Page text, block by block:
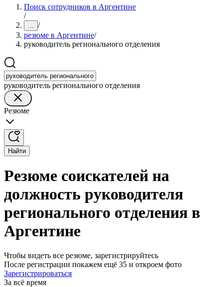
Поиск сотрудников в Аргентине
/
... /
резюме в Аргентине/
руководитель регионального отделения
руководитель регионального отделения
Резюме
Найти
Резюме соискателей на
должность руководителя
регионального отделения в
Аргентине
Чтобы видеть все резюме, зарегистрируйтесь
После регистрации покажем ещё 35 и откроем фото
Зарегистрироваться
За всё время